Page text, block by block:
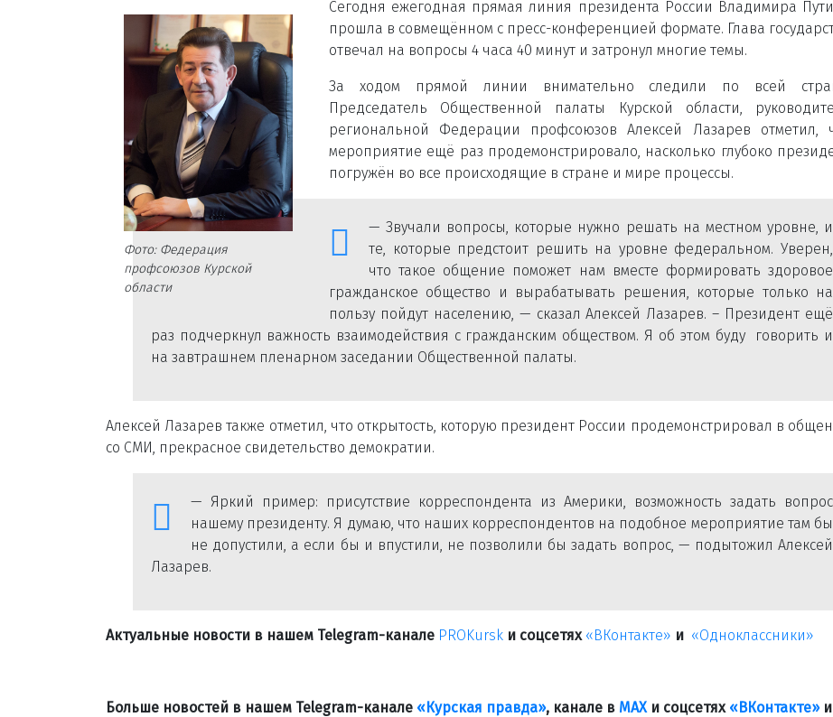
Фото: Федерация
профсоюзов Курской
области
Сегодня ежегодная прямая линия президента России Владимира
прошла в совмещённом с пресс-конференцией формате. Глава
отвечал на вопросы 4 часа 40 минут и затронул многие темы.
За ходом прямой линии внимательно следили по всей
Председатель Общественной палаты Курской области,
региональной Федерации профсоюзов Алексей Лазарев отметил,
мероприятие ещё раз продемонстрировало, насколько глубоко
погружён во все происходящие в стране и мире процессы.
— Звучали вопросы, которые нужно решать на местном уровне, и
те, которые предстоит решить на уровне федеральном. Уверен,
что такое общение поможет нам вместе формировать здоровое
гражданское общество и вырабатывать решения, которые только на
пользу пойдут населению, — сказал Алексей Лазарев. – Президент ещё
раз подчеркнул важность взаимодействия с гражданским обществом. Я об этом буду говорить и
на завтрашнем пленарном заседании Общественной палаты.
Алексей Лазарев также отметил, что открытость, которую президент России продемонстрировал в
со СМИ, прекрасное свидетельство демократии.
— Яркий пример: присутствие корреспондента из Америки, возможность задать вопрос
нашему президенту. Я думаю, что наших корреспондентов на подобное мероприятие там бы
не допустили, а если бы и впустили, не позволили бы задать вопрос, — подытожил Алексей
Лазарев.
Актуальные новости в нашем Telegram-канале PROKursk и соцсетях «ВКонтакте» и «Одноклассники»
Больше новостей в нашем Telegram-канале «Курская правда», канале в МАХ и соцсетях «ВКонтакте»и